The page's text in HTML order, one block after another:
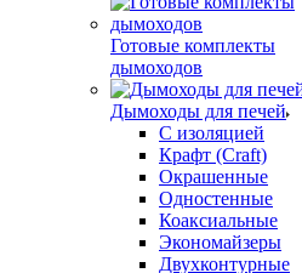
Готовые комплекты
дымоходов
Дымоходы для печей
С изоляцией
Крафт (Craft)
Окрашенные
Одностенные
Коаксиальные
Экономайзеры
Двухконтурные